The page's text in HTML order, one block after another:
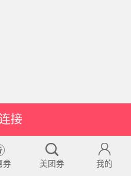
接
券 美团券 我的